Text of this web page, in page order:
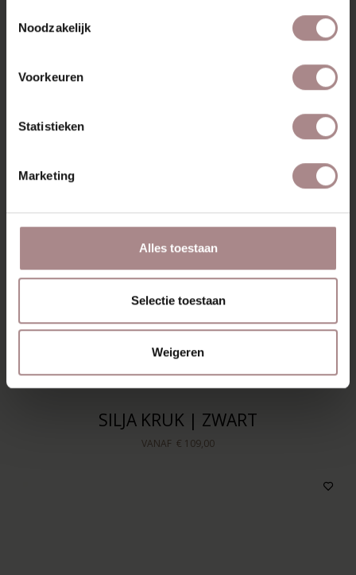
Noodzakelijk
Voorkeuren
Statistieken
Marketing
Alles toestaan
Selectie toestaan
Weigeren
SILJA KRUK | ZWART
VANAF € 109,00